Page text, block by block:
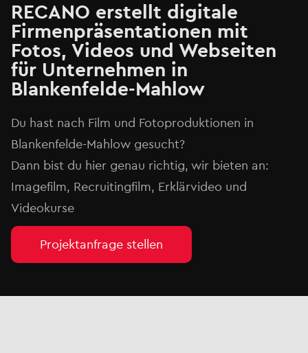
RECANO erstellt digitale
Firmenpräsentationen mit
Fotos, Videos und Webseiten
für Unternehmen in
Blankenfelde-Mahlow⁠
Du hast nach Film und Fotoproduktionen in
Blankenfelde-Mahlow⁠ gesucht?
Dann bist du hier genau richtig, wir bieten an:
Imagefilm, Recruitingfilm, Erklärvideo und
Videokurse
Projektanfrage stellen